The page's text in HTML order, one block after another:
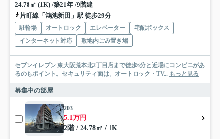
24.78㎡ (1K) /築21年 /9階建
片町線「鴻池新田」駅 徒歩29分
駐輪場 オートロック エレベーター
宅配ボックス
インターネット対応
敷地内ごみ置き場
セブンイレブン 東大阪荒本北2丁目店まで徒歩6分と近場にコンビニがあ
るのもポイント。セキュリティ面は、オートロック・TV... もっと見る
募集中の部屋
203
5.1万円
2階 / 24.78㎡ / 1K